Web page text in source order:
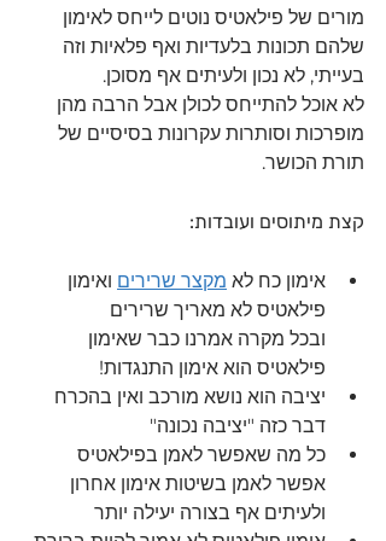
מורים של פילאטיס נוטים לייחס לאימון
שלהם תכונות בלעדיות ואף פלאיות וזה
בעייתי, לא נכון ולעיתים אף מסוכן.
לא אוכל להתייחס לכולן אבל הרבה מהן
מופרכות וסותרות עקרונות בסיסיים של
תורת הכושר.
קצת מיתוסים ועובדות:
אימון כח לא מקצר שרירים ואימון
פילאטיס לא מאריך שרירים
ובכל מקרה אמרנו כבר שאימון
פילאטיס הוא אימון התנגדות!
יציבה הוא נושא מורכב ואין בהכרח
דבר כזה "יציבה נכונה"
כל מה שאפשר לאמן בפילאטיס
אפשר לאמן בשיטות אימון אחרון
ולעיתים אף בצורה יעילה יותר